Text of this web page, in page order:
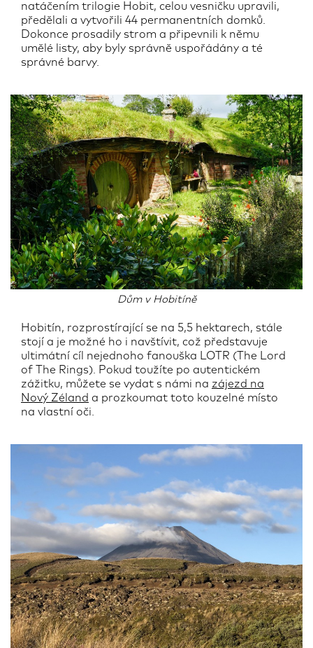
natáčením trilogie Hobit, celou vesničku upravili,
předělali a vytvořili 44 permanentních domků.
Dokonce prosadily strom a připevnili k němu
umělé listy, aby byly správně uspořádány a té
správné barvy.
Dům v Hobitíně
Hobitín, rozprostírající se na 5,5 hektarech, stále
stojí a je možné ho i navštívit, což představuje
ultimátní cíl nejednoho fanouška LOTR (The Lord
of The Rings). Pokud toužíte po autentickém
zážitku, můžete se vydat s námi na zájezd na
Nový Zéland a prozkoumat toto kouzelné místo
na vlastní oči.